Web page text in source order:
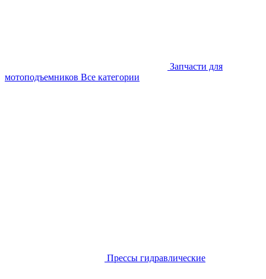
Запчасти для
мотоподъемников Все категории
Прессы гидравлические